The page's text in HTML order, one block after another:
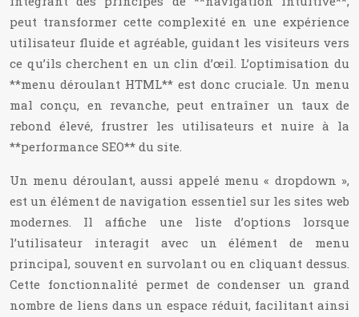
peut transformer cette complexité en une expérience
utilisateur fluide et agréable, guidant les visiteurs vers
ce qu’ils cherchent en un clin d’œil. L’optimisation du
**menu déroulant HTML** est donc cruciale. Un menu
mal conçu, en revanche, peut entraîner un taux de
rebond élevé, frustrer les utilisateurs et nuire à la
**performance SEO** du site.
Un menu déroulant, aussi appelé menu « dropdown »,
est un élément de navigation essentiel sur les sites web
modernes. Il affiche une liste d’options lorsque
l’utilisateur interagit avec un élément de menu
principal, souvent en survolant ou en cliquant dessus.
Cette fonctionnalité permet de condenser un grand
nombre de liens dans un espace réduit, facilitant ainsi